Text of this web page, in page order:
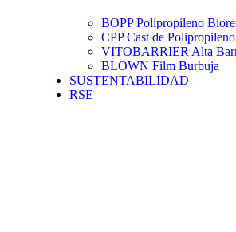
BOPP Polipropileno
CPP Cast de Polipropileno
VITOBARRIER Alta
BLOWN Film Burbuja
SUSTENTABILIDAD
RSE